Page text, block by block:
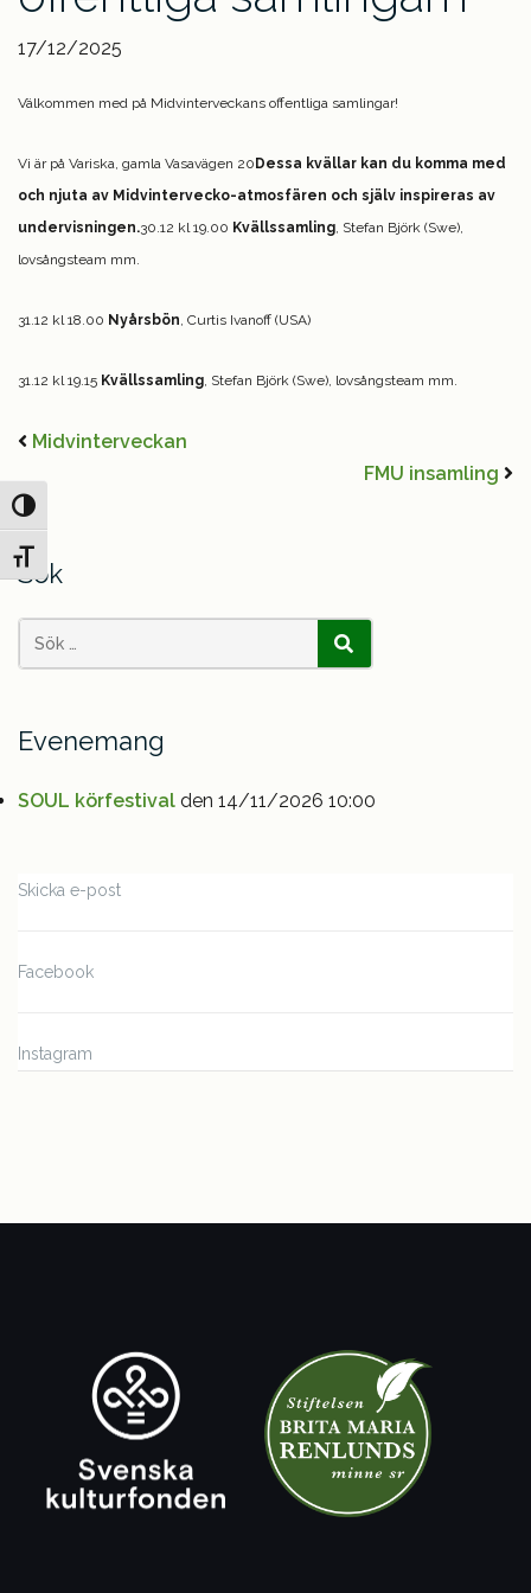
Slå på/av hög kontrast
Slå på/av textstorlek
17/12/2025
Välkommen med på Midvinterveckans offentliga samlingar!
Vi är på Variska, gamla Vasavägen 20Dessa kvällar kan du komma med
och njuta av Midvintervecko-atmosfären och själv inspireras av
undervisningen.30.12 kl 19.00 Kvällssamling , Stefan Björk (Swe),
lovsångsteam mm.
31.12 kl 18.00 Nyårsbön , Curtis Ivanoff (USA)
31.12 kl 19.15 Kvällssamling , Stefan Björk (Swe), lovsångsteam mm.
Midvinterveckan
FMU insamling
Sök
Search
for:
SÖK
Evenemang
SOUL körfestival den 14/11/2026 10:00
Skicka e-post
Facebook
Instagram